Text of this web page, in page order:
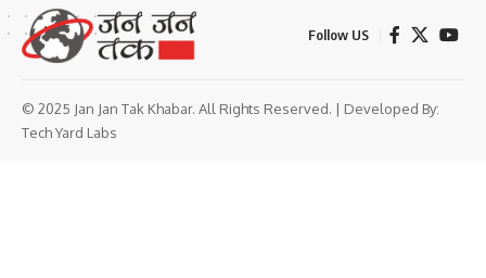
Follow US
© 2025 Jan Jan Tak Khabar. All Rights Reserved. | Developed By:
Tech Yard Labs